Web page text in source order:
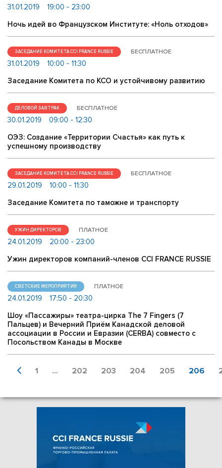
31.01.2019
19:00 - 23:00
Ночь идей во Французском Институте: «Ноль отходов»
ЗАСЕДАНИЕ КОМИТЕТА CCI FRANCE RUSSIE БЕСПЛАТНОЕ
31.01.2019
10:00 - 11:30
Заседание Комитета по КСО и устойчивому развитию
ДЕЛОВОЙ ЗАВТРАК БЕСПЛАТНОЕ
30.01.2019
09:00 - 12:30
ОЭЗ: Создание «Территории Счастья» как путь к
успешному производству
ЗАСЕДАНИЕ КОМИТЕТА CCI FRANCE RUSSIE БЕСПЛАТНОЕ
29.01.2019
10:00 - 11:30
Заседание Комитета по таможне и транспорту
УЖИН ДИРЕКТОРОВ ПЛАТНОЕ
24.01.2019
20:00 - 23:00
Ужин директоров компаний-членов CCI FRANCE RUSSIE
СВЕТСКИЕ МЕРОПРИЯТИЯ ПЛАТНОЕ
24.01.2019
17:50 - 20:30
Шоу «Пассажиры» театра-цирка The 7 Fingers (7
Пальцев) и Вечерний Приём Канадской деловой
ассоциации в России и Евразии (CERBA) совместо с
Посольством Канады в Москве
1 ... 202 203 204 205 206